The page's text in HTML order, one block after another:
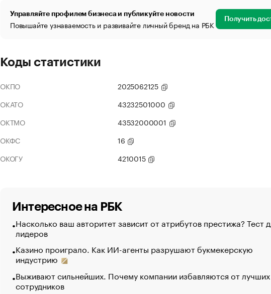
Управляйте профилем бизнеса и публикуйте новости
Повышайте узнаваемость и развивайте личный бренд на РБК Получить
Коды статистики
ОКПО
2025062125
ОКАТО
43232501000
ОКТМО
43532000001
ОКФС
16
ОКОГУ
4210015
Интересное на РБК
Насколько ваш авторитет зависит от атрибутов престижа? Тест
лидеров
Казино проиграло. Как ИИ-агенты разрушают букмекерскую
индустрию
Выживают сильнейших. Почему компании избавляются от лучших
сотрудников